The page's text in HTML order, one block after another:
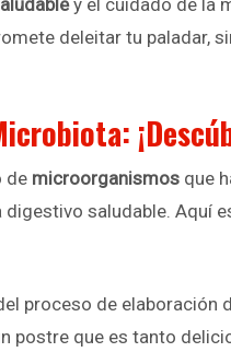
y el cuidado de la
deleitar tu paladar,
de microorganismos que
saludable. Aquí
proceso de elaboración
postre que es tanto